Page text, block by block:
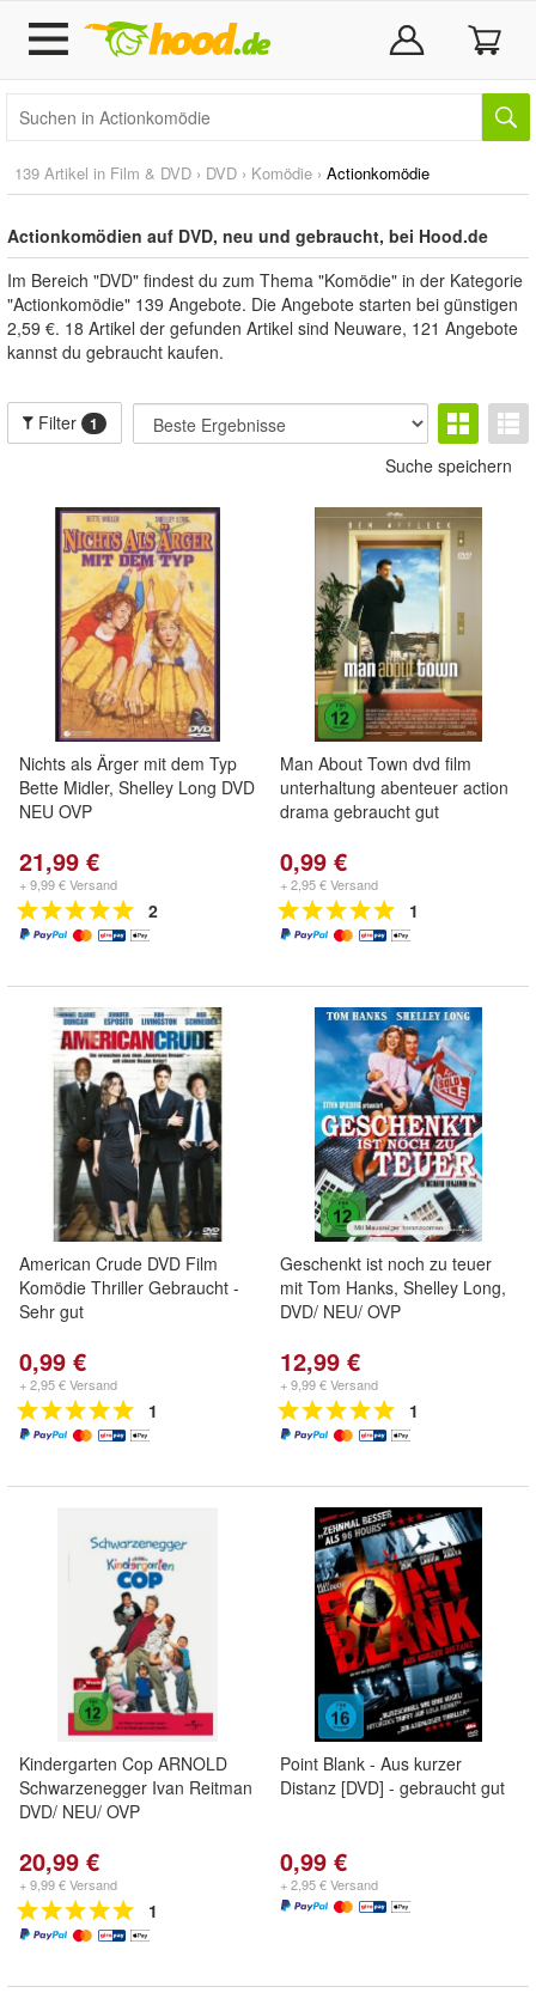
139 Artikel in Film & DVD › DVD › Komödie › Actionkomödie
Actionkomödien auf DVD, neu und gebraucht, bei Hood.de
Im Bereich "DVD" findest du zum Thema "Komödie" in der Kategorie
"Actionkomödie" 139 Angebote. Die Angebote starten bei günstigen
2,59 €. 18 Artikel der gefunden Artikel sind Neuware, 121 Angebote
kannst du gebraucht kaufen.
Filter 1
Suche speichern
Nichts als Ärger mit dem Typ
Bette Midler, Shelley Long DVD
NEU OVP
21,99 €
+ 9,99 € Versand
2
Man About Town dvd film
unterhaltung abenteuer action
drama gebraucht gut
0,99 €
+ 2,95 € Versand
1
American Crude DVD Film
Komödie Thriller Gebraucht -
Sehr gut
0,99 €
+ 2,95 € Versand
1
Geschenkt ist noch zu teuer
mit Tom Hanks, Shelley Long,
DVD/ NEU/ OVP
12,99 €
+ 9,99 € Versand
1
Kindergarten Cop ARNOLD
Schwarzenegger Ivan Reitman
DVD/ NEU/ OVP
20,99 €
+ 9,99 € Versand
1
Point Blank - Aus kurzer
Distanz [DVD] - gebraucht gut
0,99 €
+ 2,95 € Versand